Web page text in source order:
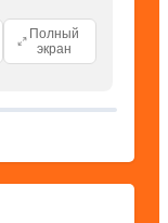
Полный
экран